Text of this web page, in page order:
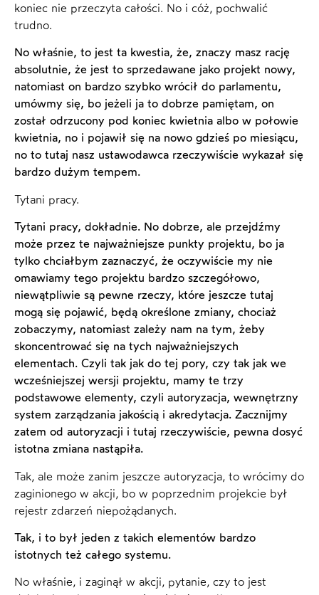
koniec nie przeczyta całości. No i cóż, pochwalić
trudno.
No właśnie, to jest ta kwestia, że, znaczy masz rację
absolutnie, że jest to sprzedawane jako projekt nowy,
natomiast on bardzo szybko wrócił do parlamentu,
umówmy się, bo jeżeli ja to dobrze pamiętam, on
został odrzucony pod koniec kwietnia albo w połowie
kwietnia, no i pojawił się na nowo gdzieś po miesiącu,
no to tutaj nasz ustawodawca rzeczywiście wykazał się
bardzo dużym tempem.
Tytani pracy.
Tytani pracy, dokładnie. No dobrze, ale przejdźmy
może przez te najważniejsze punkty projektu, bo ja
tylko chciałbym zaznaczyć, że oczywiście my nie
omawiamy tego projektu bardzo szczegółowo,
niewątpliwie są pewne rzeczy, które jeszcze tutaj
mogą się pojawić, będą określone zmiany, chociaż
zobaczymy, natomiast zależy nam na tym, żeby
skoncentrować się na tych najważniejszych
elementach. Czyli tak jak do tej pory, czy tak jak we
wcześniejszej wersji projektu, mamy te trzy
podstawowe elementy, czyli autoryzacja, wewnętrzny
system zarządzania jakością i akredytacja. Zacznijmy
zatem od autoryzacji i tutaj rzeczywiście, pewna dosyć
istotna zmiana nastąpiła.
Tak, ale może zanim jeszcze autoryzacja, to wrócimy do
zaginionego w akcji, bo w poprzednim projekcie był
rejestr zdarzeń niepożądanych.
Tak, i to był jeden z takich elementów bardzo
istotnych też całego systemu.
No właśnie, i zaginął w akcji, pytanie, czy to jest